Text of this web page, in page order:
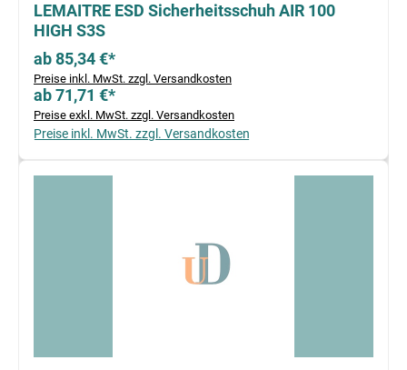
LEMAITRE ESD Sicherheitsschuh AIR 100
HIGH S3S
ab 85,34 €*
Preise inkl. MwSt. zzgl. Versandkosten
ab 71,71 €*
Preise exkl. MwSt. zzgl. Versandkosten
Preise inkl. MwSt. zzgl. Versandkosten